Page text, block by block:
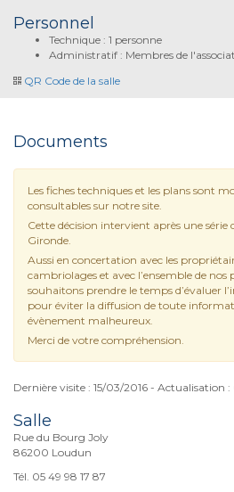
Personnel
Technique : 1 personne
Administratif : Membres de
QR Code de la salle
Documents
Les fiches techniques et les plans sont
consultables sur notre site.
Cette décision intervient après une série
Gironde.
Aussi en concertation avec les
cambriolages et avec l’ensemble de nos
souhaitons prendre le temps d’évaluer
pour éviter la diffusion de toute
évènement malheureux.
Merci de votre compréhension.
Dernière visite : 15/03/2016 - Actualisation
Salle
Rue du Bourg Joly
86200 Loudun
Tél. 05 49 98 17 87